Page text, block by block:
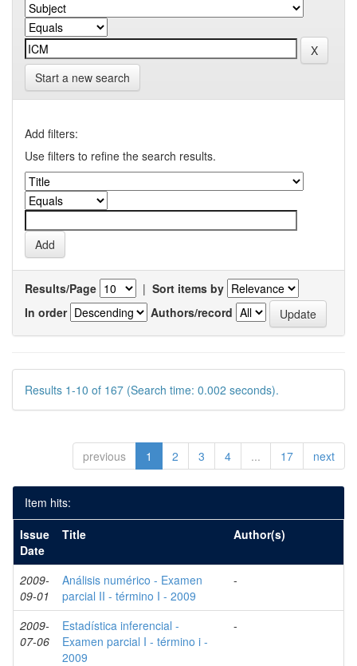
Start a new search
Add filters:
Use filters to refine the search results.
Results/Page | Sort items by
In order
Authors/record
Results 1-10 of 167 (Search time: 0.002 seconds).
previous 1 2 3 4 ... 17 next
Item hits:
Issue
Date
Title Author(s)
2009-
09-01
Análisis numérico - Examen
parcial II - término I - 2009
-
2009-
07-06
Estadística inferencial -
Examen parcial I - término i -
2009
-